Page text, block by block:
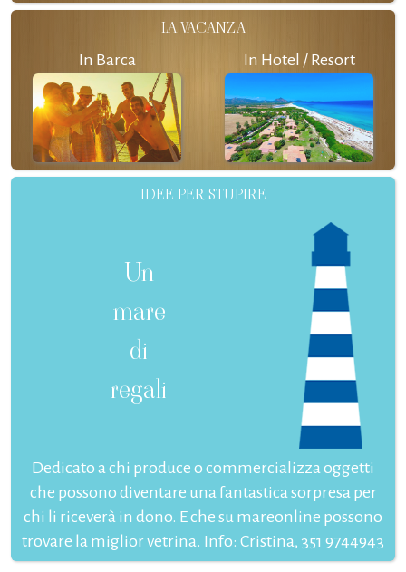
LA VACANZA
In Barca In Hotel / Resort
IDEE PER STUPIRE
Un
mare
di
regali
Dedicato a chi produce o commercializza oggetti
che possono diventare una fantastica sorpresa per
chi li riceverà in dono. E che su mareonline possono
trovare la miglior vetrina. Info: Cristina, 351 9744943